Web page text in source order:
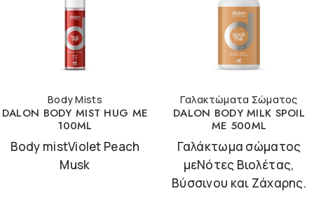
Body Mists
DALON BODY MIST HUG ME
100ML
Body mistViolet Peach
Musk
Γαλακτώματα Σώματος
DALON BODY MILK SPOIL
ME 500ML
Γαλάκτωμα σώματος
μεΝότες Βιολέτας,
Βύσσινου και Ζάχαρης.